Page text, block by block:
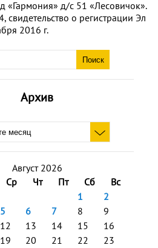
Архив
Август 2026
Ср Чт Пт Сб
Вс
1
2
5 6 7 8
9
12 13 14 15
16
19 20 21 22
23
«Гармония» д/с 51 «Лесовичок».
о регистрации Эл
2016 г.